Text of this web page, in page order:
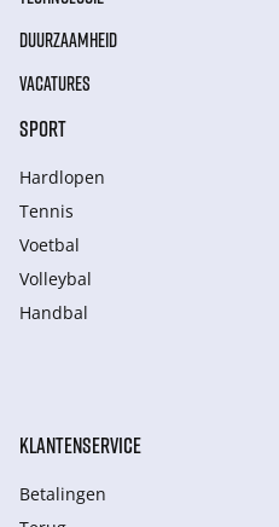
DUURZAAMHEID
VACATURES
SPORT
Hardlopen
Tennis
Voetbal
Volleybal
Handbal
KLANTENSERVICE
Betalingen